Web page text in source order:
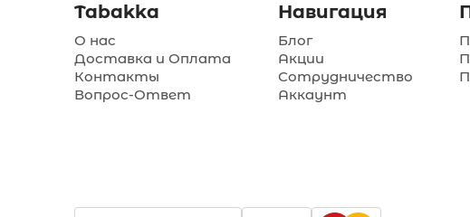
Tabakka
О нас
Доставка и Оплата
Контакты
Вопрос-Ответ
Навигация
Блог
Акции
Сотрудничество
Аккаунт